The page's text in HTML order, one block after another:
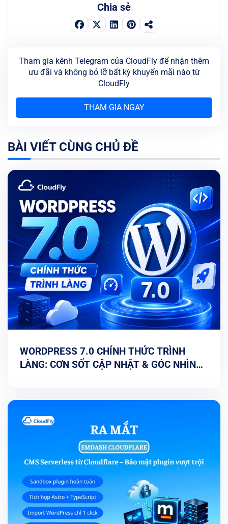
Chia sẻ
Tham gia kênh Telegram của CloudFly để nhận thêm
ưu đãi và không bỏ lỡ bất kỳ khuyến mãi nào từ
CloudFly
THAM GIA NGAY
BÀI VIẾT CÙNG CHỦ ĐỀ
WORDPRESS 7.0 CHÍNH THỨC TRÌNH
LÀNG: CƠN SỐT CẬP NHẬT & GÓC NHÌN